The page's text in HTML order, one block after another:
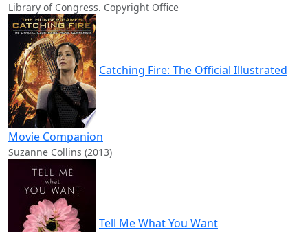
Library of Congress. Copyright Office
Catching Fire: The Official Illustrated
Movie Companion
Suzanne Collins (2013)
Tell Me What You Want